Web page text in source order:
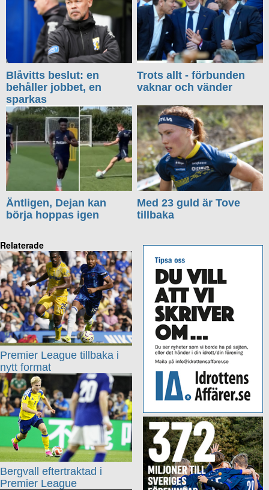
Blåvitts beslut: en
behåller jobbet, en
sparkas
Trots allt - förbunden
vaknar och vänder
Äntligen, Dejan kan
börja hoppas igen
Med 23 guld är Tove
tillbaka
Relaterade
Premier League tillbaka i
nytt format
Bergvall eftertraktad i
Premier League